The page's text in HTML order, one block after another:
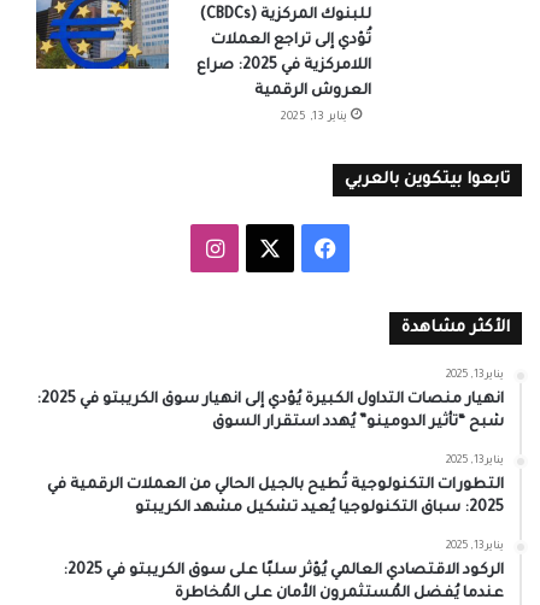
للبنوك المركزية (CBDCs)
تُؤدي إلى تراجع العملات
اللامركزية في 2025: صراع
العروش الرقمية
يناير 13, 2025
تابعوا بيتكوين بالعربي
فيسبوك انستقرام
الأكثر مشاهدة
يناير 13, 2025
انهيار منصات التداول الكبيرة يُؤدي إلى انهيار سوق الكريبتو في 2025:
شبح “تأثير الدومينو” يُهدد استقرار السوق
يناير 13, 2025
التطورات التكنولوجية تُطيح بالجيل الحالي من العملات الرقمية في
2025: سباق التكنولوجيا يُعيد تشكيل مشهد الكريبتو
يناير 13, 2025
الركود الاقتصادي العالمي يُؤثر سلبًا على سوق الكريبتو في 2025:
عندما يُفضل المُستثمرون الأمان على المُخاطرة